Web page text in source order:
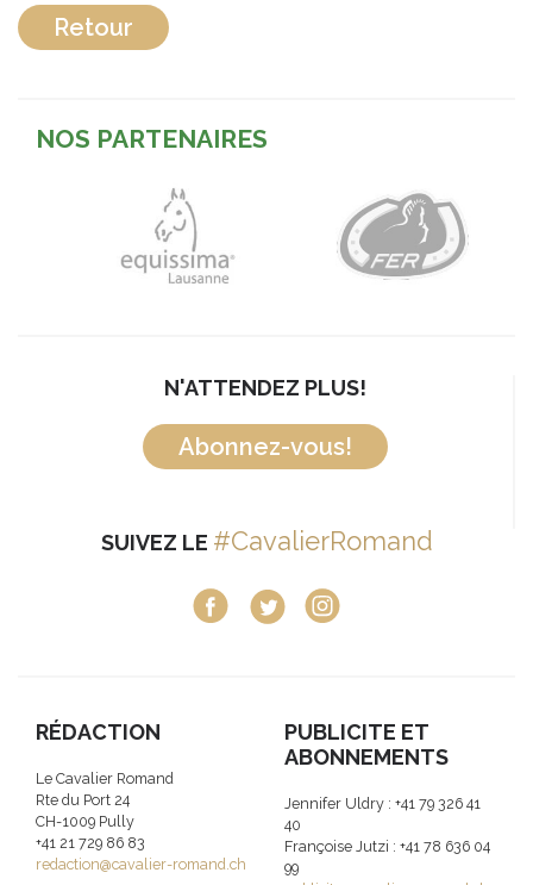
Retour
NOS PARTENAIRES
N'ATTENDEZ PLUS!
Abonnez-vous!
SUIVEZ LE #CavalierRomand
RÉDACTION
Le Cavalier Romand
Rte du Port 24
CH-1009 Pully
+41 21 729 86 83
redaction@cavalier-romand.ch
PUBLICITE ET
ABONNEMENTS
Jennifer Uldry : +41 79 326 41
40
Françoise Jutzi : +41 78 636 04
99